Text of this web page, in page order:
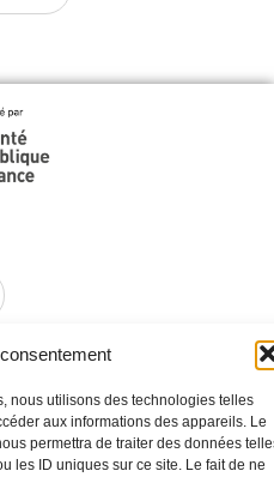
nous utilisons des technologies telles
aux informations des appareils. Le
permettra de traiter des données
les ID uniques sur ce site. Le fait de ne